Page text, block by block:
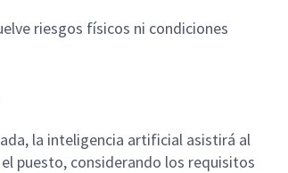
riesgos físicos ni condiciones
la inteligencia artificial asistirá al
puesto, considerando los requisitos